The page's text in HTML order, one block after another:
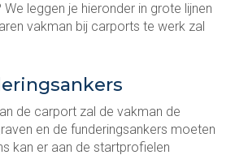
leggen je hieronder in grote lijnen
vakman bij carports te werk zal
de carport zal de vakman de
en de funderingsankers moeten
kan er aan de startprofielen